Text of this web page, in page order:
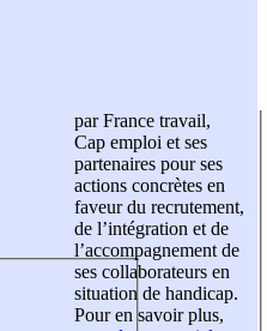
par France travail,
Cap emploi et ses
partenaires pour ses
actions concrètes en
faveur du recrutement,
de l’intégration et de
l’accompagnement de
ses collaborateurs en
situation de handicap.
Pour en savoir plus,